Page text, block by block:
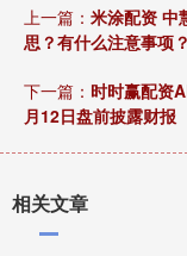
上一篇： 米涂配资 中
思？有什么注意事项？
下一篇： 时时赢配资
月12日盘前披露财报
相关文章